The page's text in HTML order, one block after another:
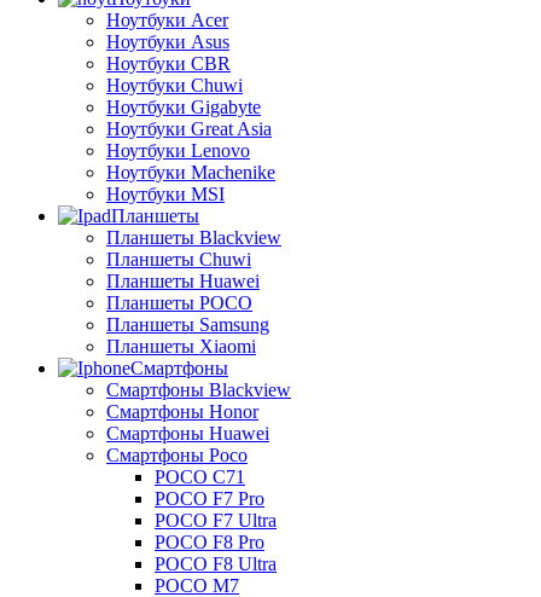
Ноутбуки Acer
Ноутбуки Asus
Ноутбуки CBR
Ноутбуки Chuwi
Ноутбуки Gigabyte
Ноутбуки Great Asia
Ноутбуки Lenovo
Ноутбуки Machenike
Ноутбуки MSI
Планшеты
Планшеты Blackview
Планшеты Chuwi
Планшеты Huawei
Планшеты POCO
Планшеты Samsung
Планшеты Xiaomi
Смартфоны
Смартфоны Blackview
Смартфоны Honor
Смартфоны Huawei
Смартфоны Poco
POCO C71
POCO F7 Pro
POCO F7 Ultra
POCO F8 Pro
POCO F8 Ultra
POCO M7